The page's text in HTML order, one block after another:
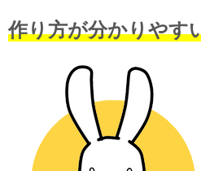
作り方が分かりやす